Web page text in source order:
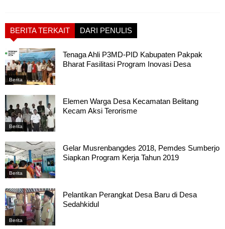
BERITA TERKAIT DARI PENULIS
Berita
Tenaga Ahli P3MD-PID Kabupaten Pakpak
Bharat Fasilitasi Program Inovasi Desa
Berita
Elemen Warga Desa Kecamatan Belitang
Kecam Aksi Terorisme
Berita
Gelar Musrenbangdes 2018, Pemdes Sumberjo
Siapkan Program Kerja Tahun 2019
Berita
Pelantikan Perangkat Desa Baru di Desa
Sedahkidul